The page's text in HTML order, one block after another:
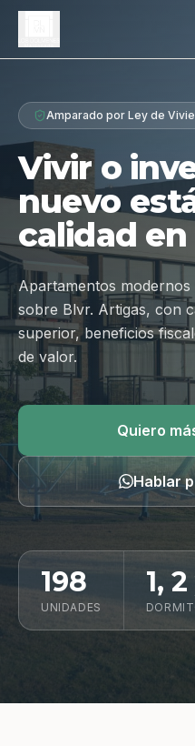
Proyecto
Diferenciales
Tipologías
Galería
Ubicación
Contacto
Hablar
Amparado por Ley de
Vivir o
nuevo
calidad en
Apartamentos
sobre Blvr. Artigas, con
superior, beneficios
de valor.
Quiero
Hablar
198
UNIDADES
1,